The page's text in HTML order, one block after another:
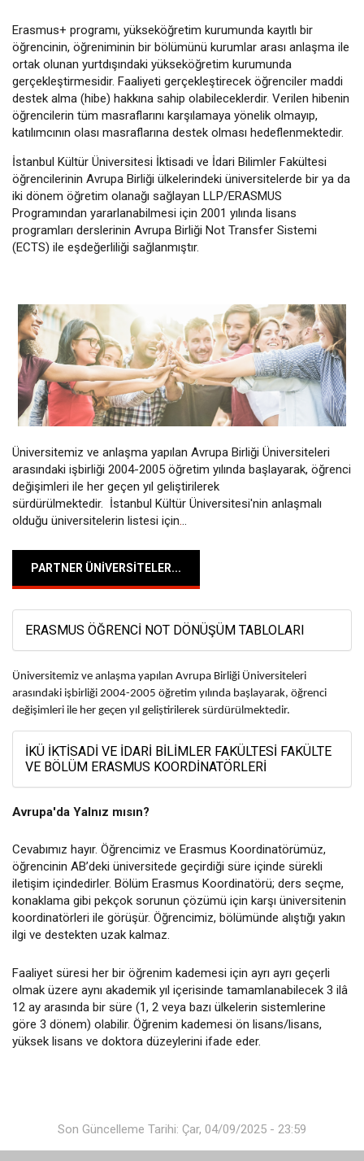
Erasmus+ programı, yükseköğretim kurumunda kayıtlı bir
öğrencinin, öğreniminin bir bölümünü kurumlar arası anlaşma ile
ortak olunan yurtdışındaki yükseköğretim kurumunda
gerçekleştirmesidir. Faaliyeti gerçekleştirecek öğrenciler maddi
destek alma (hibe) hakkına sahip olabileceklerdir. Verilen hibenin
öğrencilerin tüm masraflarını karşılamaya yönelik olmayıp,
katılımcının olası masraflarına destek olması hedeflenmektedir.
İstanbul Kültür Üniversitesi İktisadi ve İdari Bilimler Fakültesi
öğrencilerinin Avrupa Birliği ülkelerindeki üniversitelerde bir ya da
iki dönem öğretim olanağı sağlayan LLP/ERASMUS
Programından yararlanabilmesi için 2001 yılında lisans
programları derslerinin Avrupa Birliği Not Transfer Sistemi
(ECTS) ile eşdeğerliliği sağlanmıştır.
Üniversitemiz ve anlaşma yapılan Avrupa Birliği Üniversiteleri
arasındaki işbirliği 2004-2005 öğretim yılında başlayarak, öğrenci
değişimleri ile her geçen yıl geliştirilerek
sürdürülmektedir. İstanbul Kültür Üniversitesi'nin anlaşmalı
olduğu üniversitelerin listesi için...
PARTNER ÜNIVERSITELER...
ERASMUS ÖĞRENCI NOT DÖNÜŞÜM TABLOLARI
Üniversitemiz ve anlaşma yapılan Avrupa Birliği Üniversiteleri
arasındaki işbirliği 2004-2005 öğretim yılında başlayarak, öğrenci
değişimleri ile her geçen yıl geliştirilerek sürdürülmektedir.
İKÜ İKTISADI VE İDARI BILIMLER FAKÜLTESI FAKÜLTE
VE BÖLÜM ERASMUS KOORDINATÖRLERI
Avrupa'da Yalnız mısın?
Cevabımız hayır. Öğrencimiz ve Erasmus Koordinatörümüz,
öğrencinin AB’deki üniversitede geçirdiği süre içinde sürekli
iletişim içindedirler. Bölüm Erasmus Koordinatörü; ders seçme,
konaklama gibi pekçok sorunun çözümü için karşı üniversitenin
koordinatörleri ile görüşür. Öğrencimiz, bölümünde alıştığı yakın
ilgi ve destekten uzak kalmaz.
Faaliyet süresi her bir öğrenim kademesi için ayrı ayrı geçerli
olmak üzere aynı akademik yıl içerisinde tamamlanabilecek 3 ilâ
12 ay arasında bir süre (1, 2 veya bazı ülkelerin sistemlerine
göre 3 dönem) olabilir. Öğrenim kademesi ön lisans/lisans,
yüksek lisans ve doktora düzeylerini ifade eder.
Son Güncelleme Tarihi: Çar, 04/09/2025 - 23:59